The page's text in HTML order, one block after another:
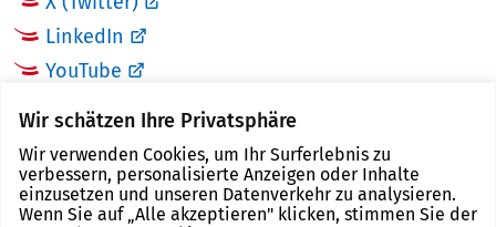
Wir schätzen Ihre Privatsphäre
Wir verwenden Cookies, um Ihr Surferlebnis zu
verbessern, personalisierte Anzeigen oder Inhalte
einzusetzen und unseren Datenverkehr zu analysieren.
Wenn Sie auf „Alle akzeptieren" klicken, stimmen Sie der
LinkedIn
YouTube
LINKS
Landkreis Zwickau